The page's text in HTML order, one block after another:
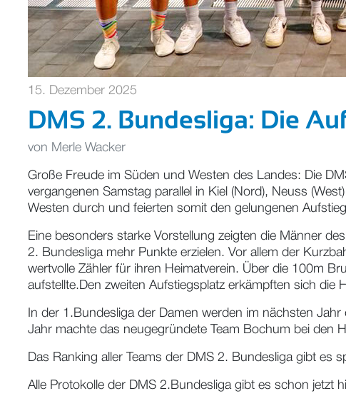
15. Dezember 2025
DMS 2. Bundesliga: Die
von Merle Wacker
Große Freude im Süden und Westen des Landes: Die
vergangenen Samstag parallel in Kiel (Nord), Neuss
Westen durch und feierten somit den gelungenen
Eine besonders starke Vorstellung zeigten die Männer des
2. Bundesliga mehr Punkte erzielen. Vor allem der
wertvolle Zähler für ihren Heimatverein. Über die 100m
aufstellte.Den zweiten Aufstiegsplatz erkämpften sich die
In der 1.Bundesliga der Damen werden im nächsten Jahr
Jahr machte das neugegründete Team Bochum bei den
Das Ranking aller Teams der DMS 2. Bundesliga gibt es
Alle Protokolle der DMS 2.Bundesliga gibt es schon jetzt